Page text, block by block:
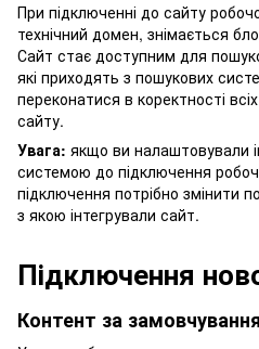
При підключенні до сайту
технічний домен, знімається
Сайт стає доступним для
які приходять з пошукових
переконатися в коректності
сайту.
Увага: якщо ви налаштовували
системою до підключення
підключення потрібно змінити
з якою інтегрували сайт.
Підключення
Контент за